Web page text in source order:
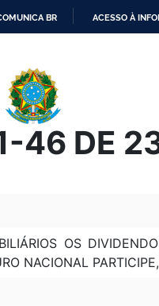
O
CONTEÚDO
BR ACESSO À
46 DE
OS
NACIONAL